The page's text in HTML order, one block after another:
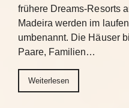
frühere Dreams-Resorts
Madeira werden im
umbenannt. Die Häuser
Paare, Familien…
Weiterlesen